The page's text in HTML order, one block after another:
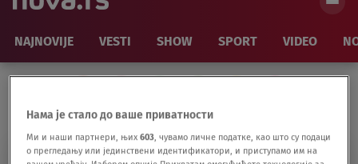
NAJNOVIJE VESTI SHOW SPORT VIDEO
Нама је стало до ваше приватности
Ми и наши партнери, њих603, чувамо личне податке, као што су подаци
о прегледању или јединствени идентификатори, и приступамо им на